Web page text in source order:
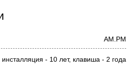
AM.PM
инсталляция - 10 лет, клавиша - 2 года